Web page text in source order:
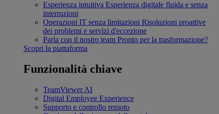
Esperienza intuitiva Esperienza digitale fluida e senza
interruzioni
Operazioni IT senza limitazioni Risoluzioni proattive
dei problemi e servizi d'eccezione
Parla con il nostro team Pronto per la trasformazione?
Scopri la piattaforma
Funzionalità chiave
TeamViewer AI
Digital Employee Experience
Supporto e controllo remoto